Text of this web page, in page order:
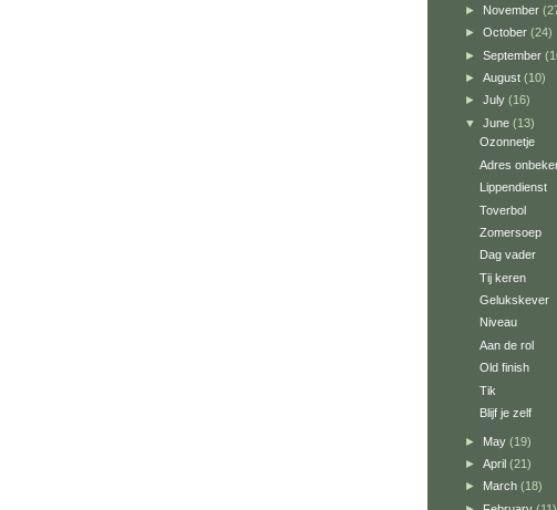
► November
► October (24)
► September
► August (10)
► July (16)
▼ June (13)
Ozonnetje
Adres
Lippendienst
Toverbol
Zomersoep
Dag vader
Tij keren
Gelukskever
Niveau
Aan de rol
Old finish
Tik
Blijf je zelf
► May (19)
► April (21)
► March (18)